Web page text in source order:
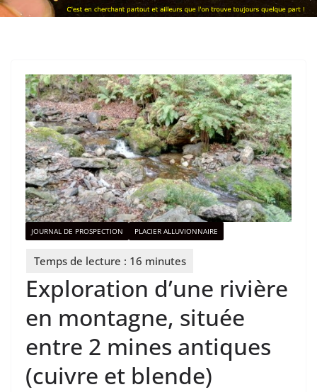
JOURNAL DE PROSPECTION PLACIER ALLUVIONNAIRE
Exploration d’une rivière
en montagne, située
entre 2 mines antiques
(cuivre et blende)